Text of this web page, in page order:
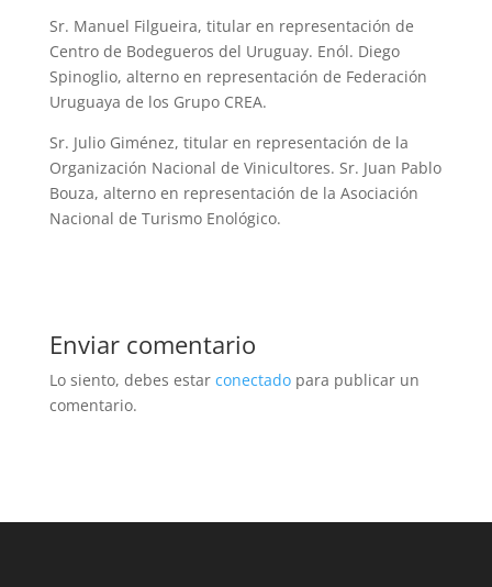
Sr. Manuel Filgueira, titular en representación de
Centro de Bodegueros del Uruguay. Enól. Diego
Spinoglio, alterno en representación de Federación
Uruguaya de los Grupo CREA.
Sr. Julio Giménez, titular en representación de la
Organización Nacional de Vinicultores. Sr. Juan Pablo
Bouza, alterno en representación de la Asociación
Nacional de Turismo Enológico.
Enviar comentario
Lo siento, debes estar conectadopara publicar un
comentario.